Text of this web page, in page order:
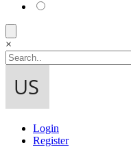
×
Login
Register